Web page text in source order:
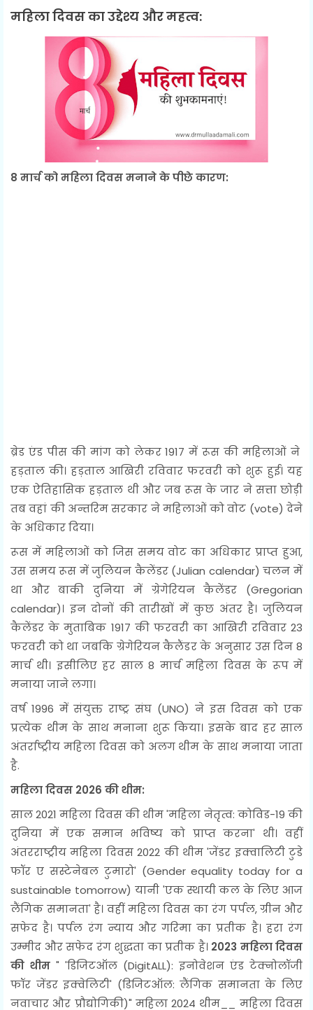
महिला दिवस का उद्देश्य और महत्व:
8 मार्च को महिला दिवस मनाने के पीछे कारण:
ब्रेड एंड पीस की मांग को लेकर 1917 में रूस की महिलाओं ने
हड़ताल की। हड़ताल आखिरी रविवार फरवरी को शुरू हुई। यह
एक ऐतिहासिक हड़ताल थी और जब रूस के जार ने सत्ता छोड़ी
तब वहां की अन्तरिम सरकार ने महिलाओं को वोट (vote) देने
के अधिकार दिया।
रूस में महिलाओं को जिस समय वोट का अधिकार प्राप्त हुआ,
उस समय रूस में जुलियन कैलेंडर (Julian calendar) चलन में
था और बाकी दुनिया में ग्रेगेरियन कैलेंडर (Gregorian
calendar)। इन दोनों की तारीखों में कुछ अंतर है। जुलियन
कैलेंडर के मुताबिक 1917 की फरवरी का आखिरी रविवार 23
फरवरी को था जबकि ग्रेगेरियन कैलैंडर के अनुसार उस दिन 8
मार्च थी। इसीलिए हर साल 8 मार्च महिला दिवस के रूप में
मनाया जाने लगा।
वर्ष 1996 में संयुक्त राष्ट्र संघ (UNO) ने इस दिवस को एक
प्रत्येक थीम के साथ मनाना शुरू किया। इसके बाद हर साल
अंतर्राष्ट्रीय महिला दिवस को अलग थीम के साथ मनाया जाता
है.
महिला दिवस 2026 की थीम:
साल 2021 महिला दिवस की थीम 'महिला नेतृत्व: कोविड-19 की
दुनिया में एक समान भविष्य को प्राप्त करना' थी। वहीं
अंतरराष्ट्रीय महिला दिवस 2022 की थीम 'जेंडर इक्वालिटी टुडे
फॉर ए सस्टेनेबल टुमारो' (Gender equality today for a
sustainable tomorrow) यानी 'एक स्थायी कल के लिए आज
लैंगिक समानता' है। वहीं महिला दिवस का रंग पर्पल, ग्रीन और
सफेद है। पर्पल रंग न्याय और गरिमा का प्रतीक है। हरा रंग
उम्मीद और सफेद रंग शुद्धता का प्रतीक है। 2023 महिला दिवस
की थीम " 'डिजिटऑल (DigitALL): इनोवेशन एंड टेक्नोलॉजी
फॉर जेंडर इक्वेलिटी' (डिजिटऑल: लैंगिक समानता के लिए
नवाचार और प्रौद्योगिकी)" महिला 2024 थीम__ महिला दिवस